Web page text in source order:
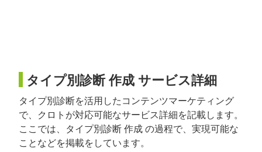
タイプ別診断 作成 サービス詳細
タイプ別診断を活用したコンテンツマーケティング
で、クロトが対応可能なサービス詳細を記載します。
ここでは、タイプ別診断 作成 の過程で、実現可能な
ことなどを掲載をしています。